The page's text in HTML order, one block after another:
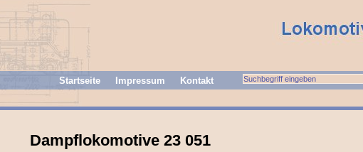
Startseite Impressum Kontakt
Dampflokomotive 23 051